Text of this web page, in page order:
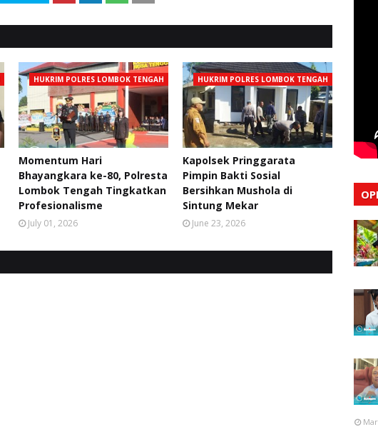
HUKRIM POLRES LOMBOK TENGAH
Momentum Hari
Bhayangkara ke-80, Polresta
Lombok Tengah Tingkatkan
Profesionalisme
July 01, 2026
HUKRIM POLRES LOMBOK TENGAH
Kapolsek Pringgarata
Pimpin Bakti Sosial
Bersihkan Mushola di
Sintung Mekar
June 23, 2026